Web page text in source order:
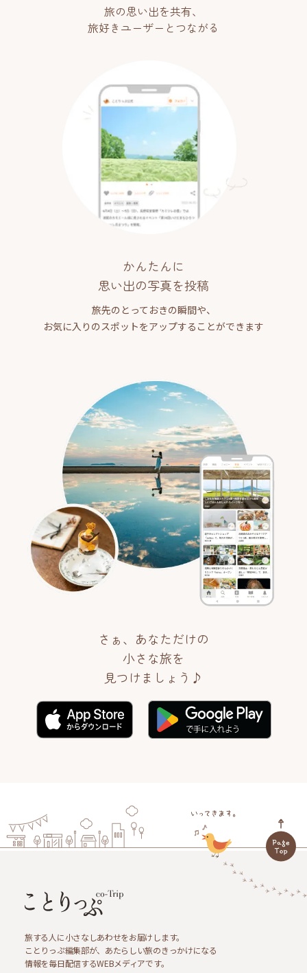
旅の思い出を共有、
旅好きユーザーとつながる
かんたんに
思い出の写真を投稿
旅先のとっておきの瞬間や、
お気に入りのスポットをアップすることができます
さぁ、あなただけの
小さな旅を
見つけましょう♪
旅する人に小さなしあわせをお届けします。
ことりっぷ編集部が、あたらしい旅のきっかけになる
情報を毎日配信するWEBメディアです。